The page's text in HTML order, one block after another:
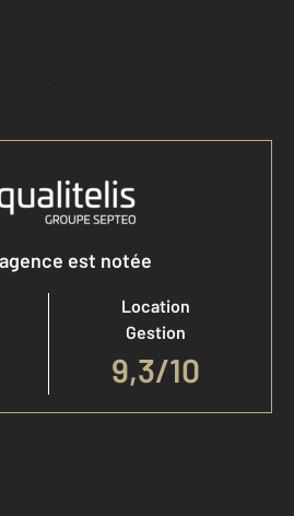
à mon compte
est notée
Location
Gestion
9,3/10